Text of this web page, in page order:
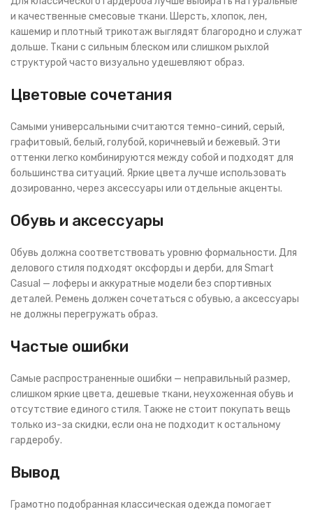
и качественные смесовые ткани. Шерсть, хлопок, лен,
кашемир и плотный трикотаж выглядят благородно и служат
дольше. Ткани с сильным блеском или слишком рыхлой
структурой часто визуально удешевляют образ.
Цветовые сочетания
Самыми универсальными считаются темно-синий, серый,
графитовый, белый, голубой, коричневый и бежевый. Эти
оттенки легко комбинируются между собой и подходят для
большинства ситуаций. Яркие цвета лучше использовать
дозированно, через аксессуары или отдельные акценты.
Обувь и аксессуары
Обувь должна соответствовать уровню формальности. Для
делового стиля подходят оксфорды и дерби, для Smart
Casual — лоферы и аккуратные модели без спортивных
деталей. Ремень должен сочетаться с обувью, а аксессуары
не должны перегружать образ.
Частые ошибки
Самые распространенные ошибки — неправильный размер,
слишком яркие цвета, дешевые ткани, неухоженная обувь и
отсутствие единого стиля. Также не стоит покупать вещь
только из-за скидки, если она не подходит к остальному
гардеробу.
Вывод
Грамотно подобранная классическая одежда помогает